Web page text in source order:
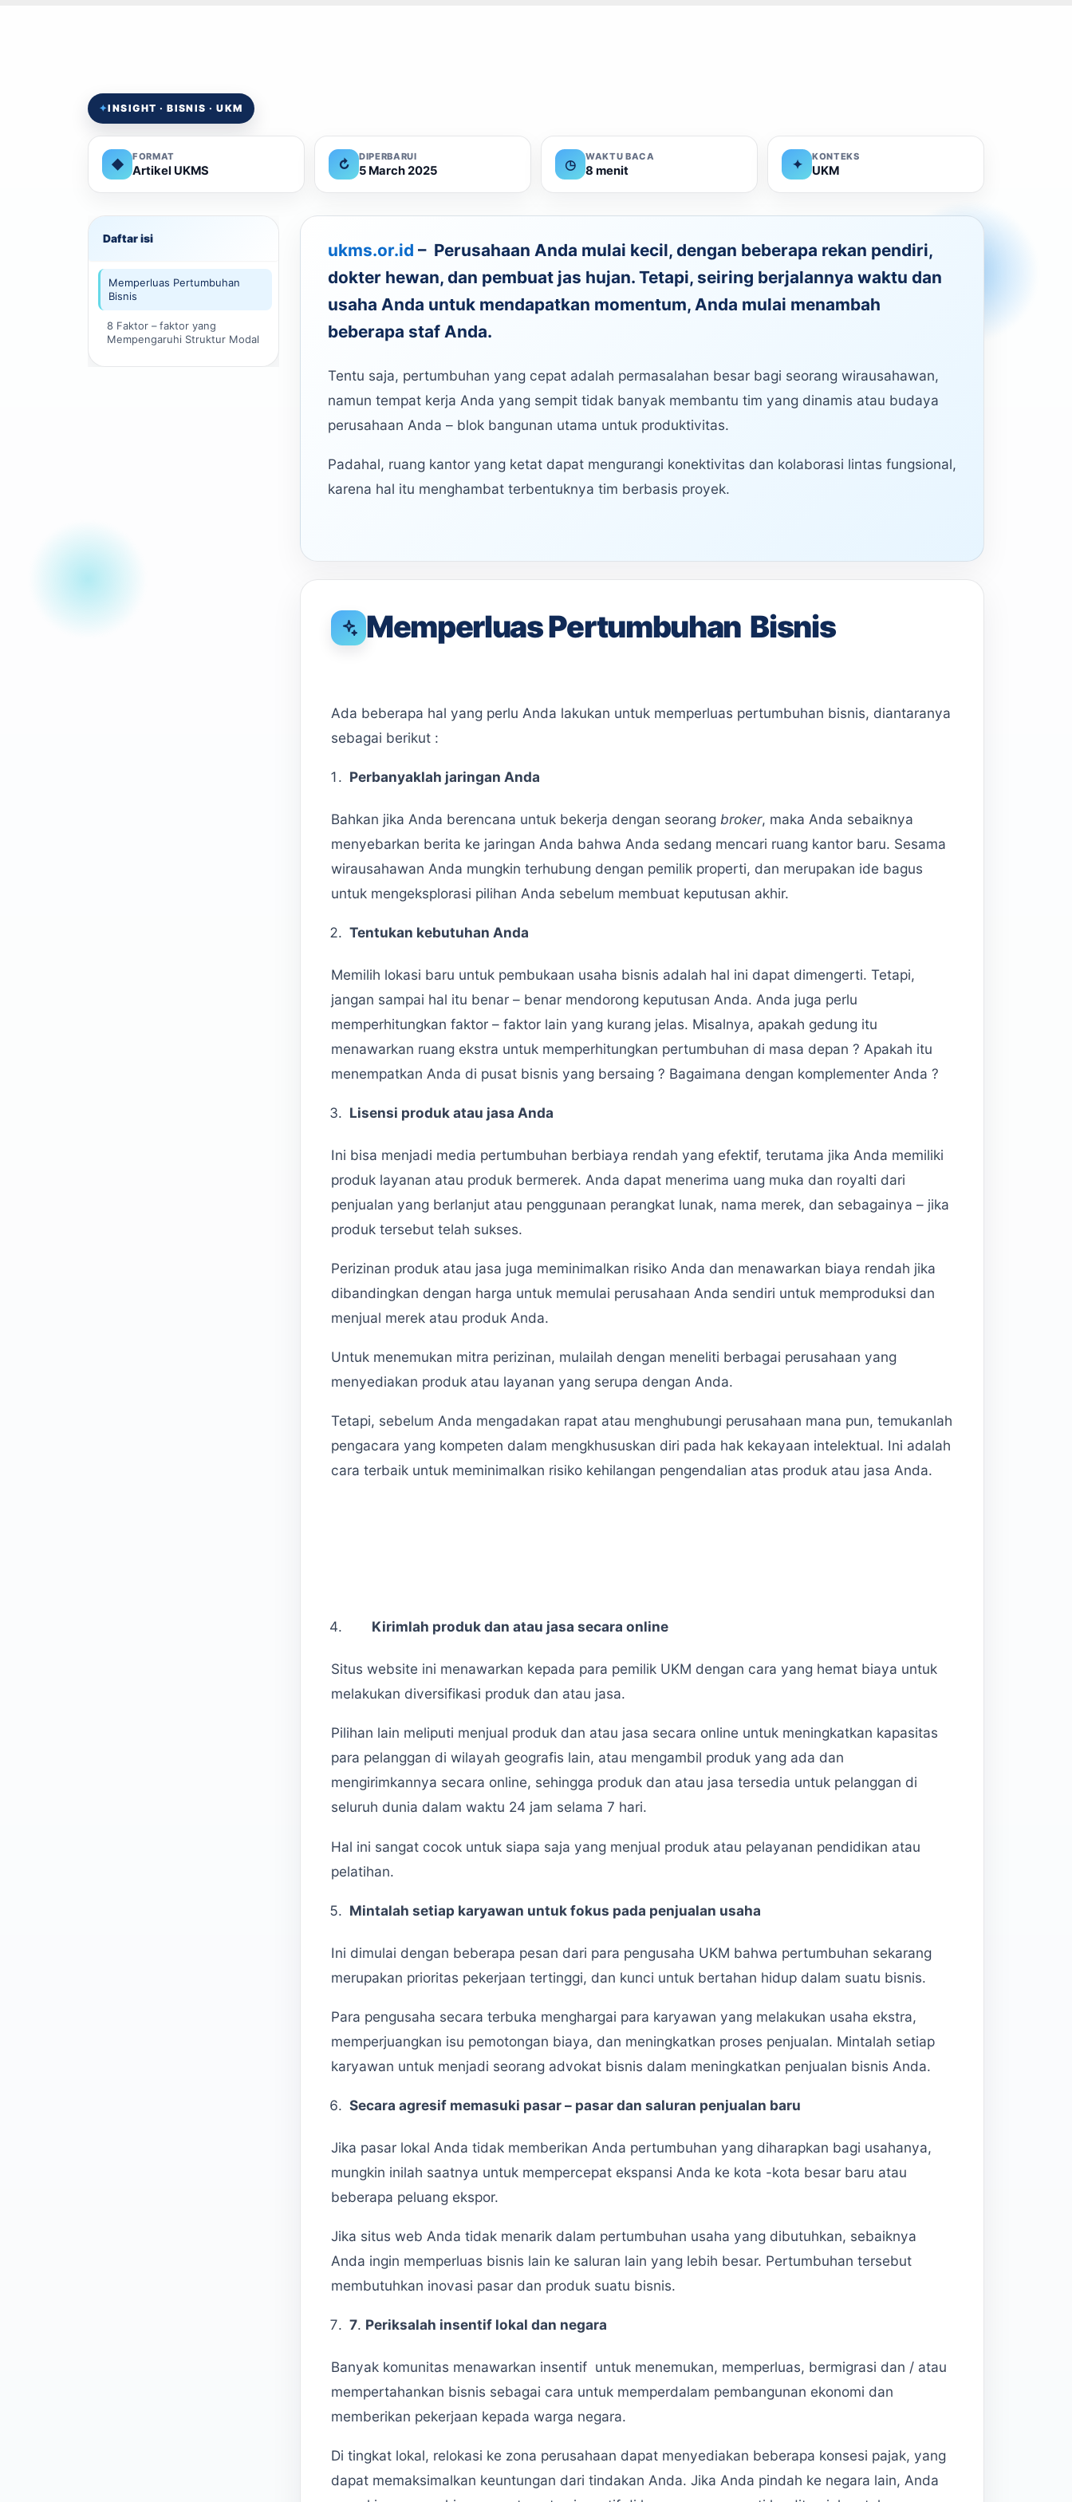
✦INSIGHT · BISNIS · UKM
◆
FORMAT
Artikel UKMS ↻
DIPERBARUI
5 March 2025 ◷
WAKTU BACA
8 menit ✦
KONTEKS
UKM
Daftar isi
Memperluas Pertumbuhan
Bisnis
8 Faktor – faktor yang
Mempengaruhi Struktur Modal
ukms.or.id – Perusahaan Anda mulai kecil, dengan beberapa rekan pendiri,
dokter hewan, dan pembuat jas hujan. Tetapi, seiring berjalannya waktu dan
usaha Anda untuk mendapatkan momentum, Anda mulai menambah
beberapa staf Anda.
Tentu saja, pertumbuhan yang cepat adalah permasalahan besar bagi seorang wirausahawan,
namun tempat kerja Anda yang sempit tidak banyak membantu tim yang dinamis atau budaya
perusahaan Anda – blok bangunan utama untuk produktivitas.
Padahal, ruang kantor yang ketat dapat mengurangi konektivitas dan kolaborasi lintas fungsional,
karena hal itu menghambat terbentuknya tim berbasis proyek.
Memperluas Pertumbuhan Bisnis
Ada beberapa hal yang perlu Anda lakukan untuk memperluas pertumbuhan bisnis, diantaranya
sebagai berikut :
Perbanyaklah jaringan Anda
Bahkan jika Anda berencana untuk bekerja dengan seorang broker, maka Anda sebaiknya
menyebarkan berita ke jaringan Anda bahwa Anda sedang mencari ruang kantor baru. Sesama
wirausahawan Anda mungkin terhubung dengan pemilik properti, dan merupakan ide bagus
untuk mengeksplorasi pilihan Anda sebelum membuat keputusan akhir.
Tentukan kebutuhan Anda
Memilih lokasi baru untuk pembukaan usaha bisnis adalah hal ini dapat dimengerti. Tetapi,
jangan sampai hal itu benar – benar mendorong keputusan Anda. Anda juga perlu
memperhitungkan faktor – faktor lain yang kurang jelas. Misalnya, apakah gedung itu
menawarkan ruang ekstra untuk memperhitungkan pertumbuhan di masa depan ? Apakah itu
menempatkan Anda di pusat bisnis yang bersaing ? Bagaimana dengan komplementer Anda ?
Lisensi produk atau jasa Anda
Ini bisa menjadi media pertumbuhan berbiaya rendah yang efektif, terutama jika Anda memiliki
produk layanan atau produk bermerek. Anda dapat menerima uang muka dan royalti dari
penjualan yang berlanjut atau penggunaan perangkat lunak, nama merek, dan sebagainya – jika
produk tersebut telah sukses.
Perizinan produk atau jasa juga meminimalkan risiko Anda dan menawarkan biaya rendah jika
dibandingkan dengan harga untuk memulai perusahaan Anda sendiri untuk memproduksi dan
menjual merek atau produk Anda.
Untuk menemukan mitra perizinan, mulailah dengan meneliti berbagai perusahaan yang
menyediakan produk atau layanan yang serupa dengan Anda.
Tetapi, sebelum Anda mengadakan rapat atau menghubungi perusahaan mana pun, temukanlah
pengacara yang kompeten dalam mengkhususkan diri pada hak kekayaan intelektual. Ini adalah
cara terbaik untuk meminimalkan risiko kehilangan pengendalian atas produk atau jasa Anda.
Kirimlah produk dan atau jasa secara online
Situs website ini menawarkan kepada para pemilik UKM dengan cara yang hemat biaya untuk
melakukan diversifikasi produk dan atau jasa.
Pilihan lain meliputi menjual produk dan atau jasa secara online untuk meningkatkan kapasitas
para pelanggan di wilayah geografis lain, atau mengambil produk yang ada dan
mengirimkannya secara online, sehingga produk dan atau jasa tersedia untuk pelanggan di
seluruh dunia dalam waktu 24 jam selama 7 hari.
Hal ini sangat cocok untuk siapa saja yang menjual produk atau pelayanan pendidikan atau
pelatihan.
Mintalah setiap karyawan untuk fokus pada penjualan usaha
Ini dimulai dengan beberapa pesan dari para pengusaha UKM bahwa pertumbuhan sekarang
merupakan prioritas pekerjaan tertinggi, dan kunci untuk bertahan hidup dalam suatu bisnis.
Para pengusaha secara terbuka menghargai para karyawan yang melakukan usaha ekstra,
memperjuangkan isu pemotongan biaya, dan meningkatkan proses penjualan. Mintalah setiap
karyawan untuk menjadi seorang advokat bisnis dalam meningkatkan penjualan bisnis Anda.
Secara agresif memasuki pasar – pasar dan saluran penjualan baru
Jika pasar lokal Anda tidak memberikan Anda pertumbuhan yang diharapkan bagi usahanya,
mungkin inilah saatnya untuk mempercepat ekspansi Anda ke kota -kota besar baru atau
beberapa peluang ekspor.
Jika situs web Anda tidak menarik dalam pertumbuhan usaha yang dibutuhkan, sebaiknya
Anda ingin memperluas bisnis lain ke saluran lain yang lebih besar. Pertumbuhan tersebut
membutuhkan inovasi pasar dan produk suatu bisnis.
7. Periksalah insentif lokal dan negara
Banyak komunitas menawarkan insentif untuk menemukan, memperluas, bermigrasi dan / atau
mempertahankan bisnis sebagai cara untuk memperdalam pembangunan ekonomi dan
memberikan pekerjaan kepada warga negara.
Di tingkat lokal, relokasi ke zona perusahaan dapat menyediakan beberapa konsesi pajak, yang
dapat memaksimalkan keuntungan dari tindakan Anda. Jika Anda pindah ke negara lain, Anda